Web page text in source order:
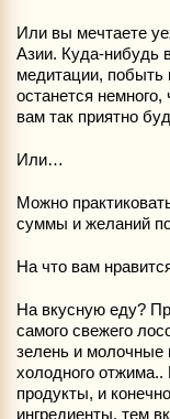
Или вы мечтаете
Азии. Куда-нибудь
медитации,
останется
вам так приятно
Или…
Можно
суммы и желаний
На что вам
На вкусную еду?
самого свежего
зелень и
холодного
продукты, и
ингредиенты, тем